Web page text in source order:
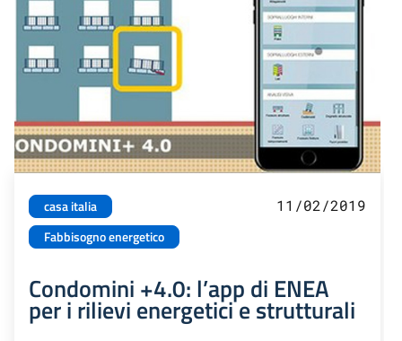
casa italia
Fabbisogno energetico
11/02/2019
Condomini +4.0: l’app di ENEA
per i rilievi energetici e strutturali